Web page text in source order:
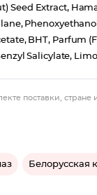
Seed Extract,
BHT, Parfum
Salicylate,
поставки, стране
Белорусская